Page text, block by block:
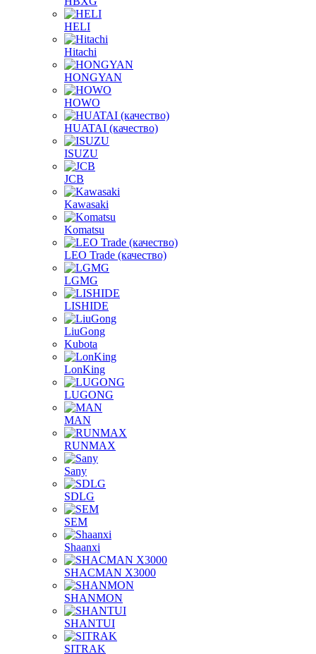
HELI
Hitachi
HONGYAN
HOWO
HUATAI (качество)
ISUZU
JCB
Kawasaki
Komatsu
LEO Trade (качество)
LGMG
LISHIDE
LiuGong
Kubota
LonKing
LUGONG
MAN
RUNMAX
Sany
SDLG
SEM
Shaanxi
SHACMAN X3000
SHANMON
SHANTUI
SITRAK